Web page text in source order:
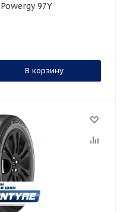
Powergy 97Y
В корзину